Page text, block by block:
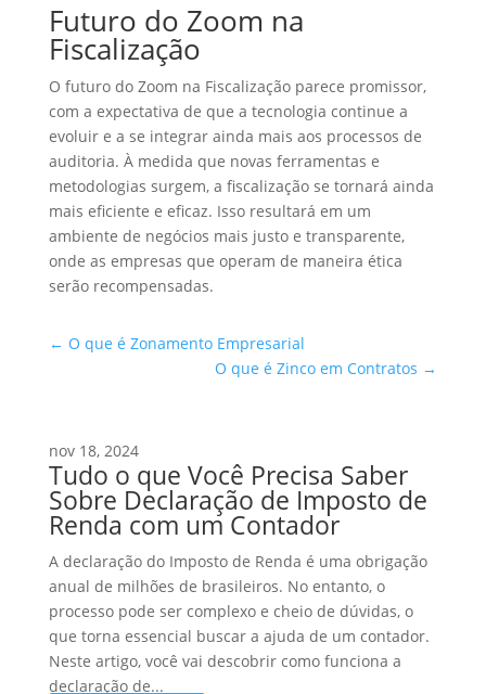
Futuro do Zoom na
Fiscalização
O futuro do Zoom na Fiscalização parece promissor,
com a expectativa de que a tecnologia continue a
evoluir e a se integrar ainda mais aos processos de
auditoria. À medida que novas ferramentas e
metodologias surgem, a fiscalização se tornará ainda
mais eficiente e eficaz. Isso resultará em um
ambiente de negócios mais justo e transparente,
onde as empresas que operam de maneira ética
serão recompensadas.
← O que é Zonamento Empresarial
O que é Zinco em Contratos →
nov 18, 2024
Tudo o que Você Precisa Saber
Sobre Declaração de Imposto de
Renda com um Contador
A declaração do Imposto de Renda é uma obrigação
anual de milhões de brasileiros. No entanto, o
processo pode ser complexo e cheio de dúvidas, o
que torna essencial buscar a ajuda de um contador.
Neste artigo, você vai descobrir como funciona a
declaração de...